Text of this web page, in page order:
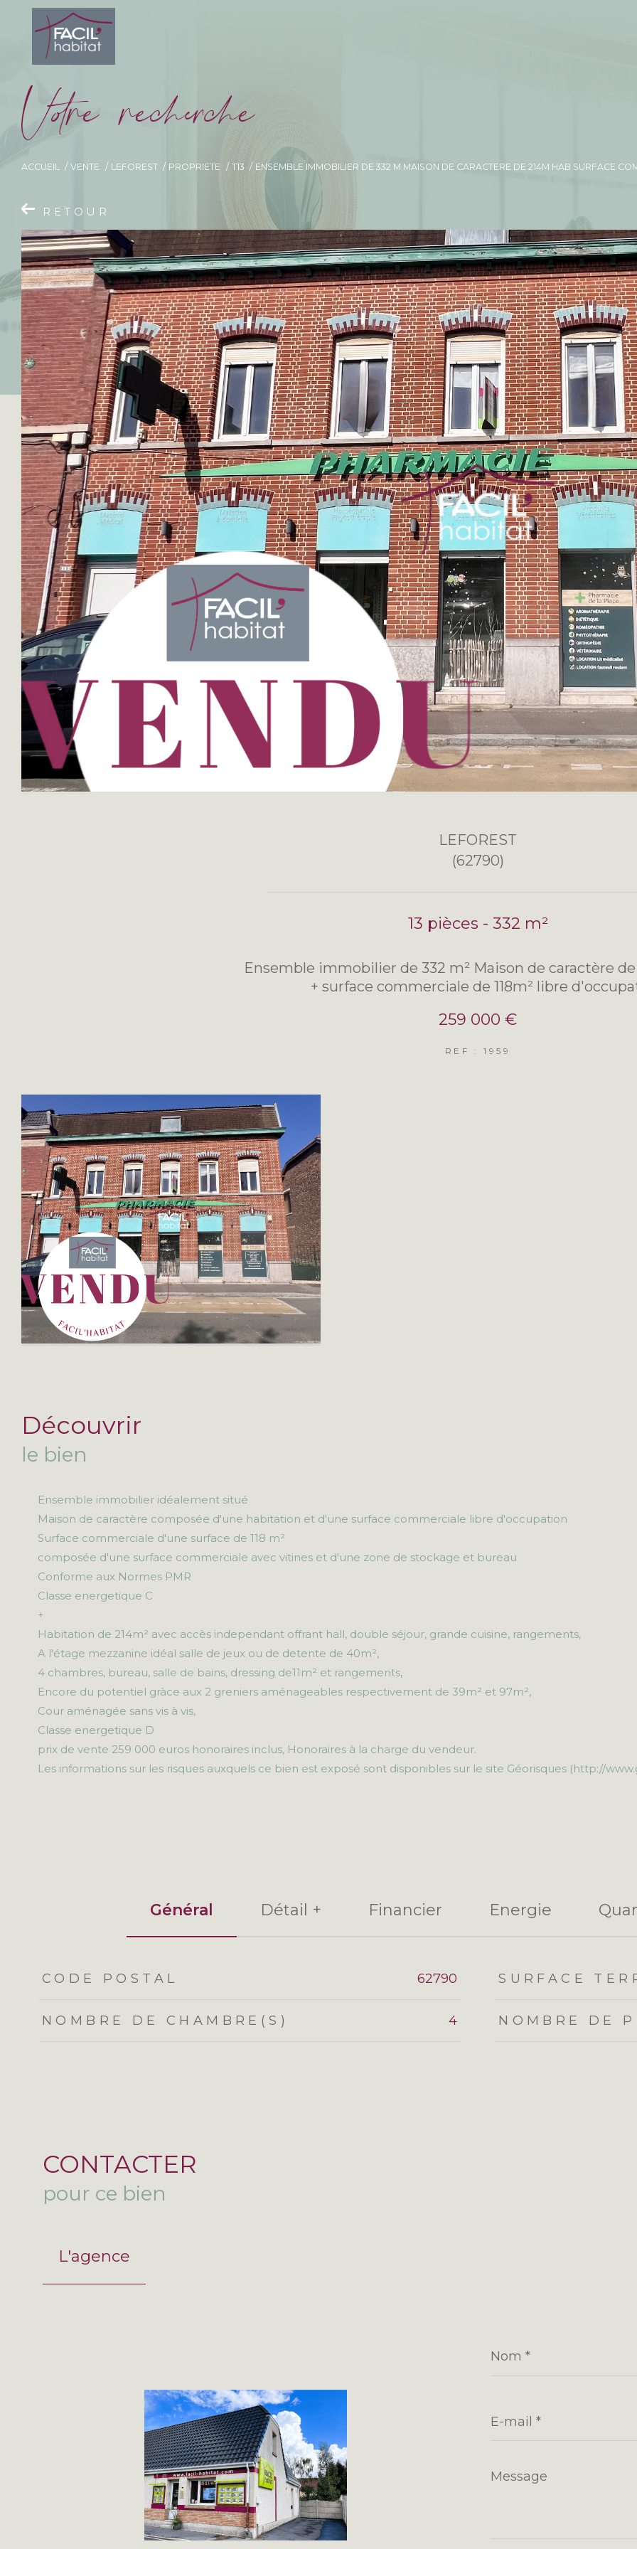
Vore recece
ACCUEIL VENTE LEFOREST PROPRIETE T13 ENSEMBLE IMMOBILIER DE 332 M MAISON DE CARACTERE DE 214M HAB SURFACE
RETOUR
LEFOREST
(62790)
13 pièces - 332 m²
Ensemble immobilier de 332 m² Maison de caractère de
+ surface commerciale de 118m² libre
259 000 €
REF : 1959
découvrir
le bien
Ensemble immobilier idéalement situé
Maison de caractère composée d'une habitation et d'une surface commerciale libre d'occupation
Surface commerciale d'une surface de 118 m²
composée d'une surface commerciale avec vitines et d'une zone de stockage et bureau
Conforme aux Normes PMR
Classe energetique C
+
Habitation de 214m² avec accès independant offrant hall, double séjour, grande cuisine, rangements,
A l'étage mezzanine idéal salle de jeux ou de detente de 40m²,
4 chambres, bureau, salle de bains, dressing de11m² et rangements,
Encore du potentiel gràce aux 2 greniers aménageables respectivement de 39m² et 97m²,
Cour aménagée sans vis à vis,
Classe energetique D
prix de vente 259 000 euros honoraires inclus, Honoraires à la charge du vendeur.
Les informations sur les risques auxquels ce bien est exposé sont disponibles sur le site Géorisques (http://
Général Détail + Financier Energie
TRAD_ZEPHYR_Caracteristique
CODE POSTAL 62790 SURFACE
NOMBRE DE CHAMBRE(S) 4 NOMBRE DE
CONTACTER
pour ce bien
L'agence
*
mail
*
Message
*